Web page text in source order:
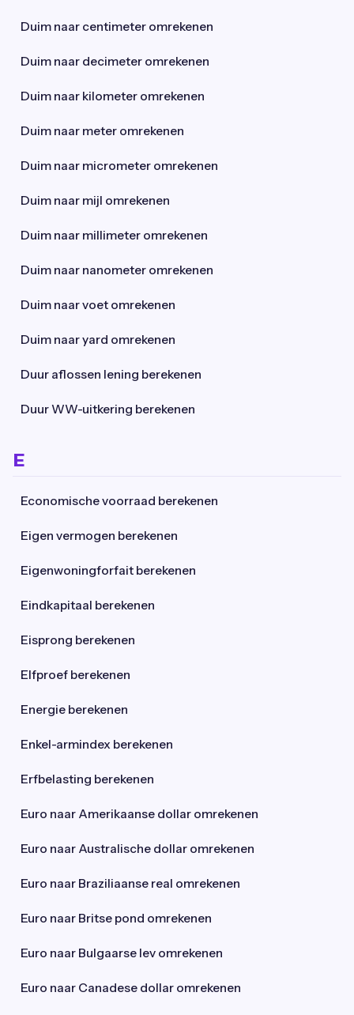
Duim naar centimeter omrekenen
Duim naar decimeter omrekenen
Duim naar kilometer omrekenen
Duim naar meter omrekenen
Duim naar micrometer omrekenen
Duim naar mijl omrekenen
Duim naar millimeter omrekenen
Duim naar nanometer omrekenen
Duim naar voet omrekenen
Duim naar yard omrekenen
Duur aflossen lening berekenen
Duur WW-uitkering berekenen
E
Economische voorraad berekenen
Eigen vermogen berekenen
Eigenwoningforfait berekenen
Eindkapitaal berekenen
Eisprong berekenen
Elfproef berekenen
Energie berekenen
Enkel-armindex berekenen
Erfbelasting berekenen
Euro naar Amerikaanse dollar omrekenen
Euro naar Australische dollar omrekenen
Euro naar Braziliaanse real omrekenen
Euro naar Britse pond omrekenen
Euro naar Bulgaarse lev omrekenen
Euro naar Canadese dollar omrekenen